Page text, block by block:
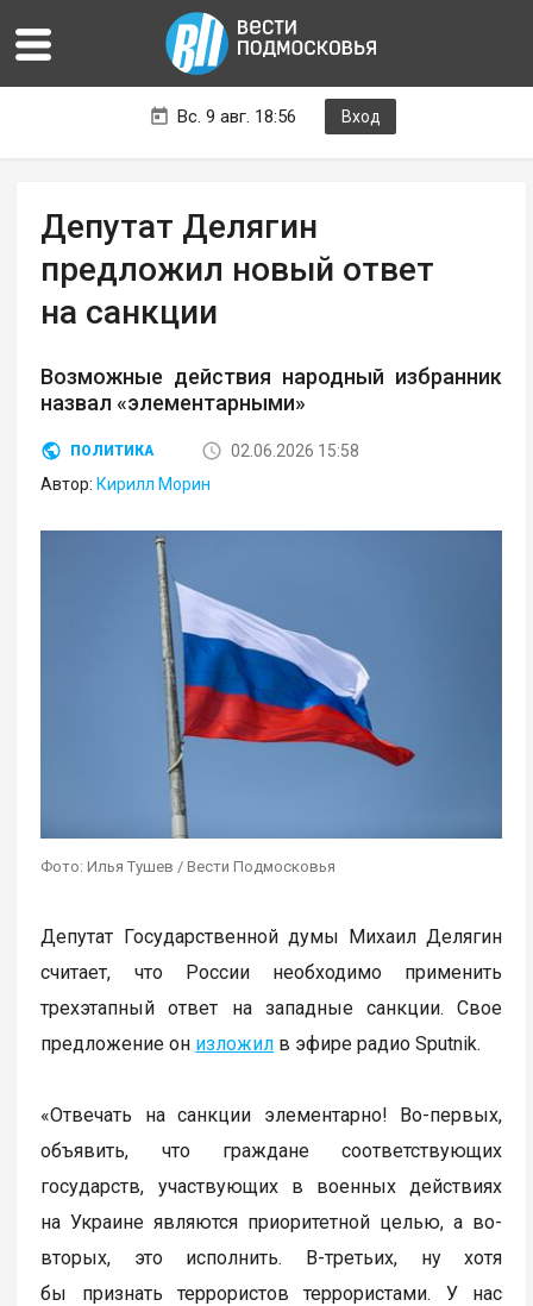
Вс. 9 авг. 18:56 Вход
Депутат Делягин
предложил новый ответ
на санкции
Возможные действия народный избранник
назвал «элементарными»
ПОЛИТИКА
02.06.2026 15:58
Автор: Кирилл Морин
Фото: Илья Тушев / Вести Подмосковья
Депутат Государственной думы Михаил Делягин
считает, что России необходимо применить
трехэтапный ответ на западные санкции. Свое
предложение он изложил в эфире радио Sputnik.
«Отвечать на санкции элементарно! Во-первых,
объявить, что граждане соответствующих
государств, участвующих в военных действиях
на Украине являются приоритетной целью, а во-
вторых, это исполнить. В-третьих, ну хотя
бы признать террористов террористами. У нас